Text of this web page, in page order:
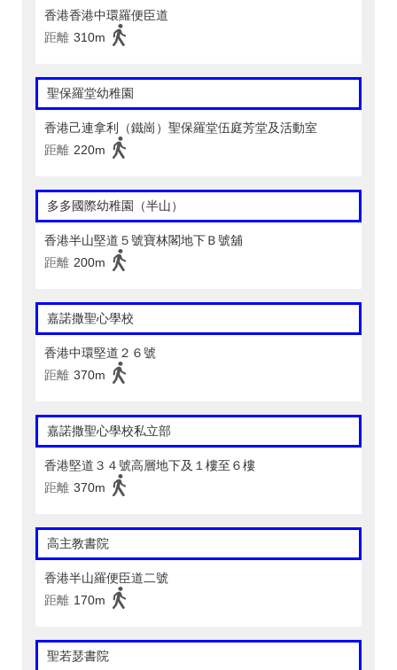
香港香港中環羅便臣道
距離 310m
聖保羅堂幼稚園
香港己連拿利（鐵崗）聖保羅堂伍庭芳堂及活動室
距離 220m
多多國際幼稚園（半山）
香港半山堅道５號寶林閣地下Ｂ號舖
距離 200m
嘉諾撒聖心學校
香港中環堅道２６號
距離 370m
嘉諾撒聖心學校私立部
香港堅道３４號高層地下及１樓至６樓
距離 370m
高主教書院
香港半山羅便臣道二號
距離 170m
聖若瑟書院